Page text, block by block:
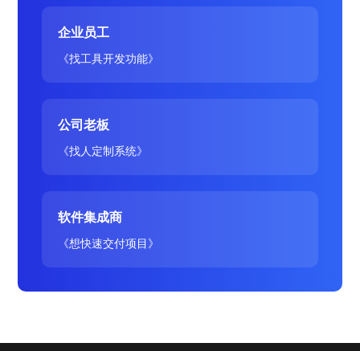
企业员工
《找工具开发功能》
公司老板
《找人定制系统》
软件集成商
《想快速交付项目》